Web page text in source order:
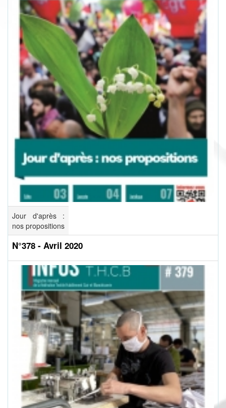
Jour d'après :
nos propositions
N°378 - Avril 2020